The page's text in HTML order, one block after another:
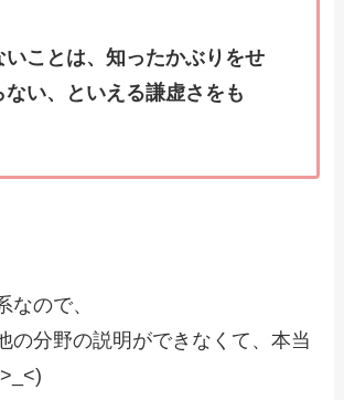
いことは、知ったかぶりをせ
ない、といえる謙虚さをも
なので、
の分野の説明ができなくて、本当